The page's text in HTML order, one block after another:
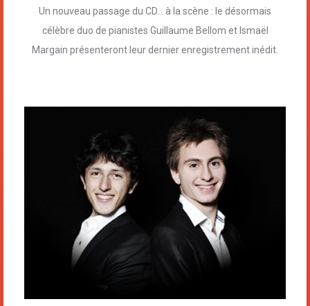
Un nouveau passage du CD… à la scène : le désormais
célèbre duo de pianistes Guillaume Bellom et Ismaël
Margain présenteront leur dernier enregistrement inédit.